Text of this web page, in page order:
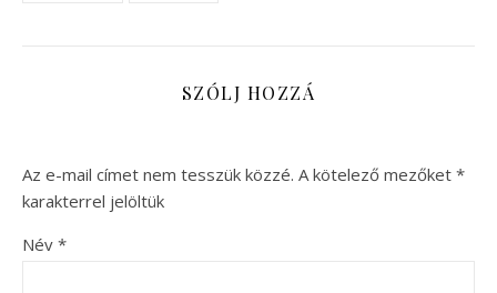
SZÓLJ HOZZÁ
Az e-mail címet nem tesszük közzé. A kötelező mezőket *
karakterrel jelöltük
Név *